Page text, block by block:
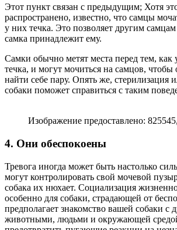
Этот пункт связан с предыдущим; Хотя
распространено, известно, что самцы
у них течка. Это позволяет другим самцам
самка принадлежит ему.
Самки обычно метят места перед тем, как
течка, и могут мочиться на самцов, чтобы
найти себе пару. Опять же, стерилизация
собаки поможет справиться с таким
Изображение предоставлено:
4. Они обеспокоены
Тревога иногда может быть настолько
могут контролировать свой мочевой
собака их нюхает. Социализация
особенно для собаки, страдающей от
предполагает знакомство вашей собаки
животными, людьми и окружающей